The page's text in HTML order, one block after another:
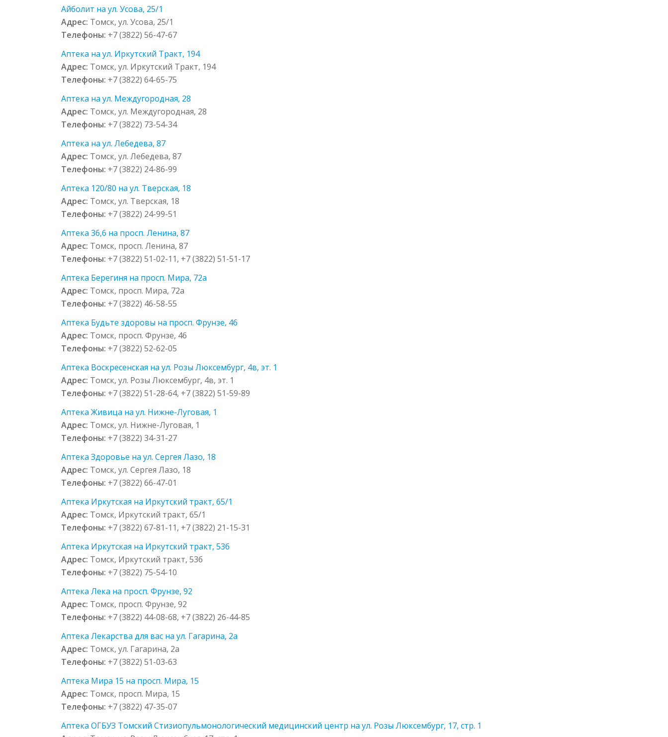
Айболит на ул. Усова, 25/1
Адрес: Томск, ул. Усова, 25/1
Телефоны: +7 (3822) 56-47-67
Аптека на ул. Иркутский Тракт, 194
Адрес: Томск, ул. Иркутский Тракт, 194
Телефоны: +7 (3822) 64-65-75
Аптека на ул. Междугородная, 28
Адрес: Томск, ул. Междугородная, 28
Телефоны: +7 (3822) 73-54-34
Аптека на ул. Лебедева, 87
Адрес: Томск, ул. Лебедева, 87
Телефоны: +7 (3822) 24-86-99
Аптека 120/80 на ул. Тверская, 18
Адрес: Томск, ул. Тверская, 18
Телефоны: +7 (3822) 24-99-51
Аптека 36,6 на просп. Ленина, 87
Адрес: Томск, просп. Ленина, 87
Телефоны: +7 (3822) 51-02-11, +7 (3822) 51-51-17
Аптека Берегиня на просп. Мира, 72а
Адрес: Томск, просп. Мира, 72а
Телефоны: +7 (3822) 46-58-55
Аптека Будьте здоровы на просп. Фрунзе, 46
Адрес: Томск, просп. Фрунзе, 46
Телефоны: +7 (3822) 52-62-05
Аптека Воскресенская на ул. Розы Люксембург, 4в, эт. 1
Адрес: Томск, ул. Розы Люксембург, 4в, эт. 1
Телефоны: +7 (3822) 51-28-64, +7 (3822) 51-59-89
Аптека Живица на ул. Нижне-Луговая, 1
Адрес: Томск, ул. Нижне-Луговая, 1
Телефоны: +7 (3822) 34-31-27
Аптека Здоровье на ул. Сергея Лазо, 18
Адрес: Томск, ул. Сергея Лазо, 18
Телефоны: +7 (3822) 66-47-01
Аптека Иркутская на Иркутский тракт, 65/1
Адрес: Томск, Иркутский тракт, 65/1
Телефоны: +7 (3822) 67-81-11, +7 (3822) 21-15-31
Аптека Иркутская на Иркутский тракт, 53б
Адрес: Томск, Иркутский тракт, 53б
Телефоны: +7 (3822) 75-54-10
Аптека Лека на просп. Фрунзе, 92
Адрес: Томск, просп. Фрунзе, 92
Телефоны: +7 (3822) 44-08-68, +7 (3822) 26-44-85
Аптека Лекарства для вас на ул. Гагарина, 2а
Адрес: Томск, ул. Гагарина, 2а
Телефоны: +7 (3822) 51-03-63
Аптека Мира 15 на просп. Мира, 15
Адрес: Томск, просп. Мира, 15
Телефоны: +7 (3822) 47-35-07
Аптека ОГБУЗ Томский Стизиопульмонологический медицинский центр на ул. Розы Люксембург, 17, стр. 1